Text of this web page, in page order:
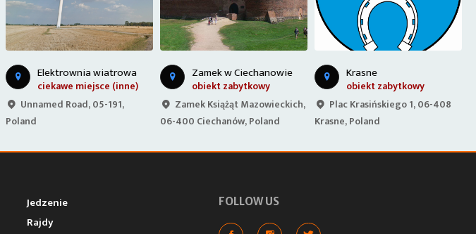
Zamek w Ciechanowie
obiekt zabytkowy
Zamek Książąt Mazowieckich,
06-400 Ciechanów, Poland
Krasne
obiekt zabytkowy
Plac Krasińskiego 1, 06-408
Krasne, Poland
Orlen
stacja paliw
Płocka, 06-400 Ciechanów,
Poland
Jedzenie
Rajdy
FOLLOW US